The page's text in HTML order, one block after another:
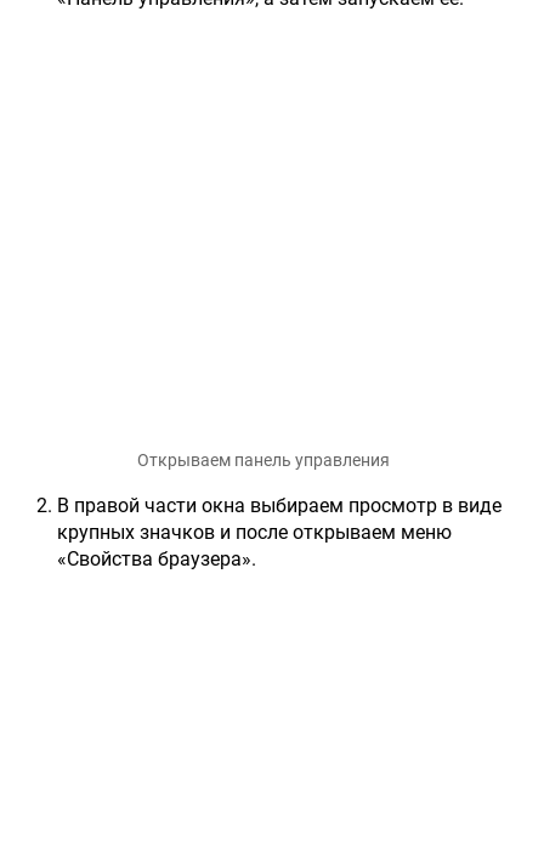
Открываем панель управления
В правой части окна выбираем просмотр в виде
крупных значков и после открываем меню
«Свойства браузера».